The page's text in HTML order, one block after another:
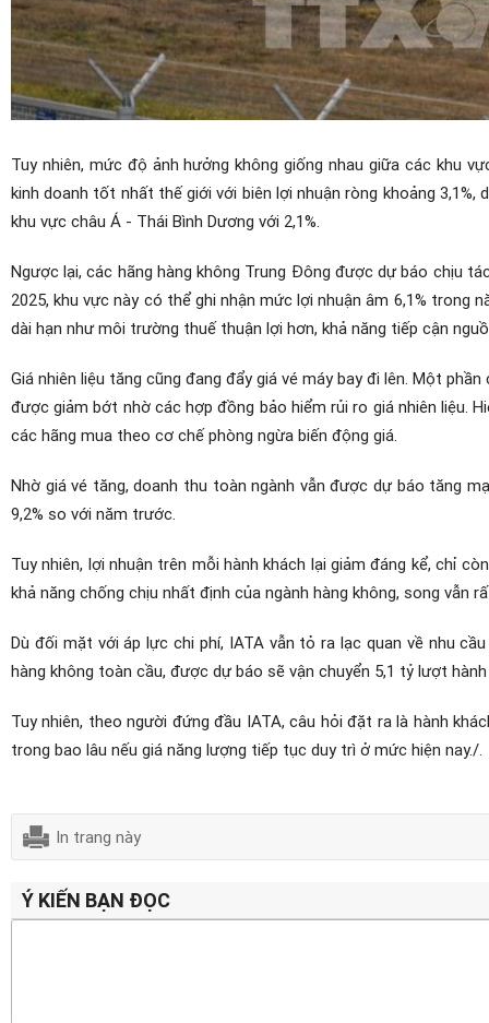
Tuy nhiên, mức độ ảnh hưởng không giống nhau giữa các khu
kinh doanh tốt nhất thế giới với biên lợi nhuận ròng khoảng 3,1%,
khu vực châu Á - Thái Bình Dương với 2,1%.
Ngược lại, các hãng hàng không Trung Đông được dự báo chịu
2025, khu vực này có thể ghi nhận mức lợi nhuận âm 6,1% trong
dài hạn như môi trường thuế thuận lợi hơn, khả năng tiếp cận
Giá nhiên liệu tăng cũng đang đẩy giá vé máy bay đi lên. Một
được giảm bớt nhờ các hợp đồng bảo hiểm rủi ro giá nhiên liệu.
các hãng mua theo cơ chế phòng ngừa biến động giá.
Nhờ giá vé tăng, doanh thu toàn ngành vẫn được dự báo tăng
9,2% so với năm trước.
Tuy nhiên, lợi nhuận trên mỗi hành khách lại giảm đáng kể, chỉ
khả năng chống chịu nhất định của ngành hàng không, song
Dù đối mặt với áp lực chi phí, IATA vẫn tỏ ra lạc quan về nhu
hàng không toàn cầu, được dự báo sẽ vận chuyển 5,1 tỷ lượt
Tuy nhiên, theo người đứng đầu IATA, câu hỏi đặt ra là hành
trong bao lâu nếu giá năng lượng tiếp tục duy trì ở mức hiện nay./.
In trang này
Ý KIẾN BẠN ĐỌC